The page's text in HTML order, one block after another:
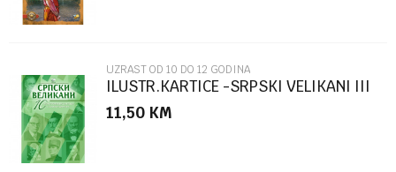
POŠALJI
UZRAST OD 10 DO 12 GODINA
ILUSTR.KARTICE -SRPSKI VELIKANI III
KOLO ZELENA
11,50 KM